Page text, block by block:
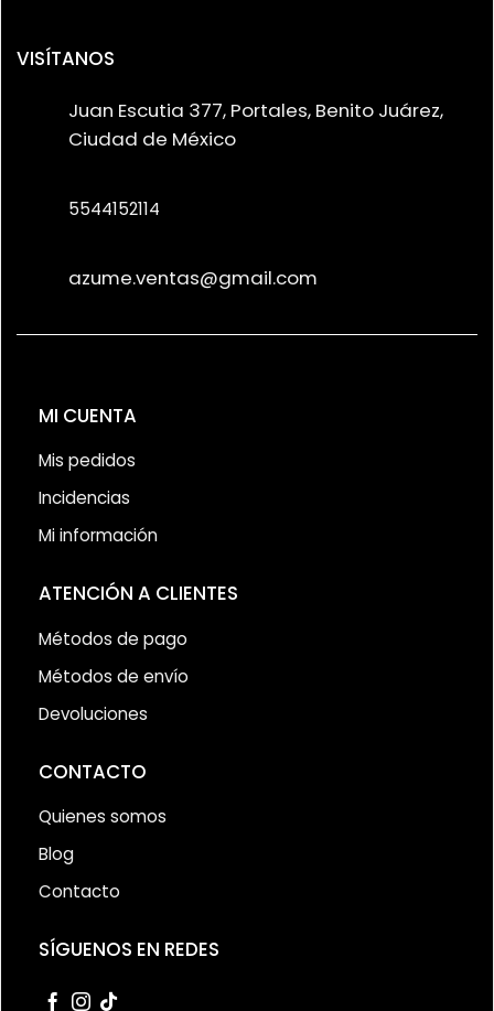
VISÍTANOS
Juan Escutia 377, Portales, Benito Juárez,
Ciudad de México
5544152114
azume.ventas@gmail.com
MI CUENTA
Mis pedidos
Incidencias
Mi información
ATENCIÓN A CLIENTES
Métodos de pago
Métodos de envío
Devoluciones
CONTACTO
Quienes somos
Blog
Contacto
SÍGUENOS EN REDES